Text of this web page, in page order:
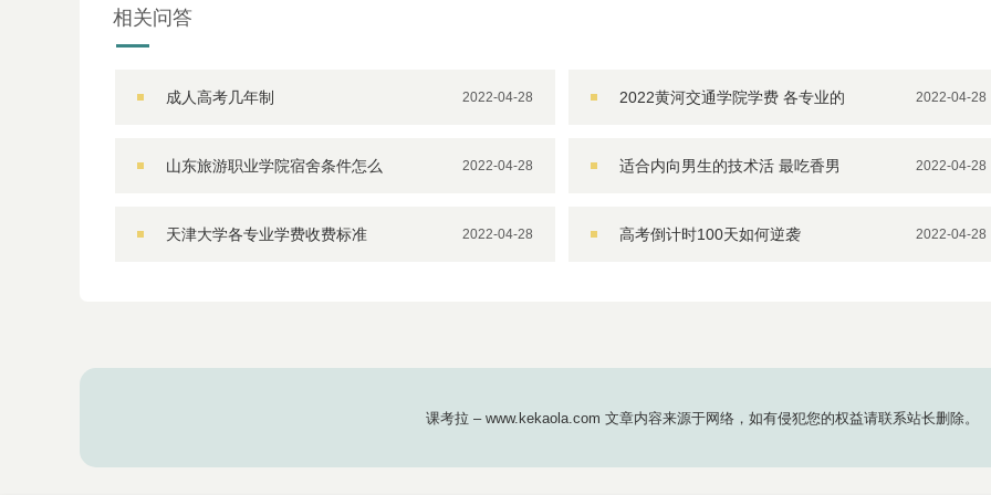
相关问答
成人高考几年制 2022-04-28 2022黄河交通学院学费 各专业的 2022-04-28
山东旅游职业学院宿舍条件怎么 2022-04-28 适合内向男生的技术活 最吃香男 2022-04-28
天津大学各专业学费收费标准 2022-04-28 高考倒计时100天如何逆袭 2022-04-28
课考拉 – www.kekaola.com 文章内容来源于网络，如有侵犯您的权益请联系站长删除。